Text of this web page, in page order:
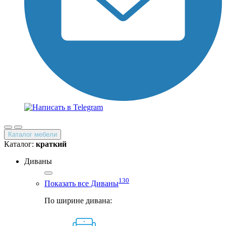
Каталог мебели
Каталог: краткий
Диваны
Показать все Диваны130
По ширине дивана: